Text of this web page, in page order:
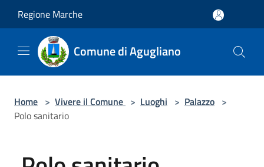
Regione Marche
Comune di Agugliano
Home > Vivere il Comune > Luoghi > Palazzo >
Polo sanitario